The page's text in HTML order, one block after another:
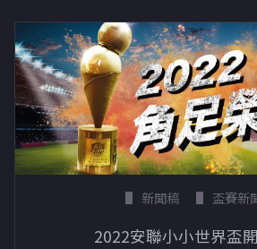
新聞稿 盃賽新
2022安聯小小世界盃